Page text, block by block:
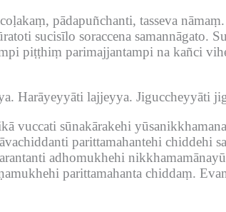
pādapuñchanti, tasseva nāmaṃ.
sucisīlo soraccena samannāgato.
piṭṭhiṃ parimajjantampi na kañci
Harāyeyyāti lajjeyya. Jiguccheyyāti
vuccati sūnakārakehi
parittamahantehi chiddehi
adhomukhehi
parittamahanta chiddaṃ.